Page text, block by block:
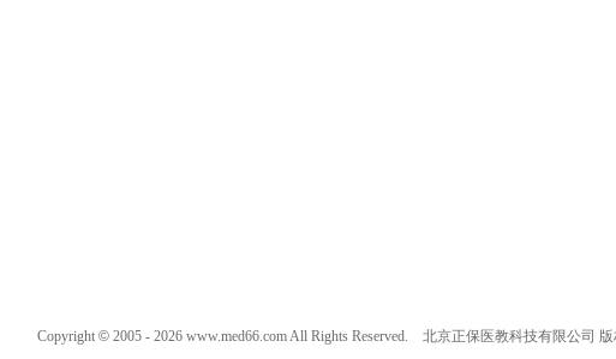
Copyright © 2005 - 2026 www.med66.com All Rights Reserved. 北京正保医教科技有限公司